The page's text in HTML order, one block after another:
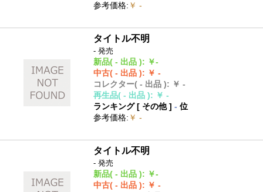
参考価格: ￥ -
タイトル不明
- 発売
新品( - 出品 ): ￥-
中古( - 出品 ): ￥ -
コレクター( - 出品 ): ￥ -
再生品( - 出品 ): ￥ -
ランキング [ その他]- 位
参考価格: ￥ -
タイトル不明
- 発売
新品( - 出品 ): ￥-
中古( - 出品 ): ￥ -